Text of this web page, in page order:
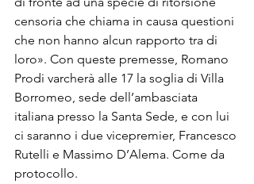
censoria che chiama in causa questioni
che non hanno alcun rapporto tra di
loro». Con queste premesse, Romano
Prodi varcherà alle 17 la soglia di Villa
Borromeo, sede dell’ambasciata
italiana presso la Santa Sede, e con lui
ci saranno i due vicepremier, Francesco
Rutelli e Massimo D’Alema. Come da
protocollo.